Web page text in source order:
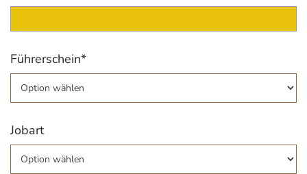
Führerschein*
Jobart